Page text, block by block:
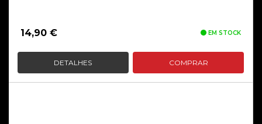
14,90 € EM STOCK
DETALHES COMPRAR